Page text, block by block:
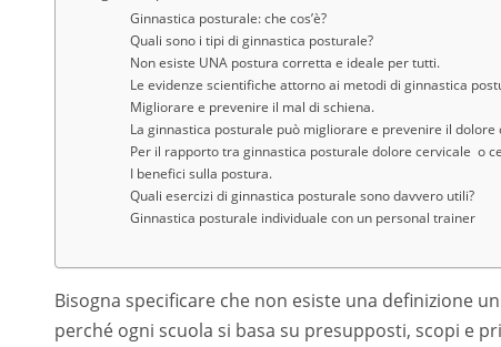
Ginnastica posturale: che cos’è?
Quali sono i tipi di ginnastica posturale?
Non esiste UNA postura corretta e ideale per tutti.
Le evidenze scientifiche attorno ai metodi di ginnastica
Migliorare e prevenire il mal di schiena.
La ginnastica posturale può migliorare e prevenire il dolore
Per il rapporto tra ginnastica posturale dolore cervicale o
I benefici sulla postura.
Quali esercizi di ginnastica posturale sono davvero utili?
Ginnastica posturale individuale con un personal trainer
Bisogna specificare che non esiste una definizione
perché ogni scuola si basa su presupposti, scopi e